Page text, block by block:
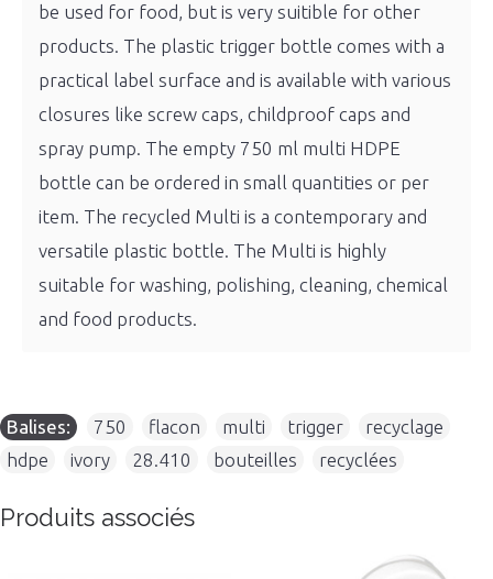
be used for food, but is very suitible for other
products. The plastic trigger bottle comes with a
practical label surface and is available with various
closures like screw caps, childproof caps and
spray pump. The empty 750 ml multi HDPE
bottle can be ordered in small quantities or per
item. The recycled Multi is a contemporary and
versatile plastic bottle. The Multi is highly
suitable for washing, polishing, cleaning, chemical
and food products.
Balises: 750 flacon multi trigger recyclage
hdpe
ivory 28.410 bouteilles recyclées
Produits associés